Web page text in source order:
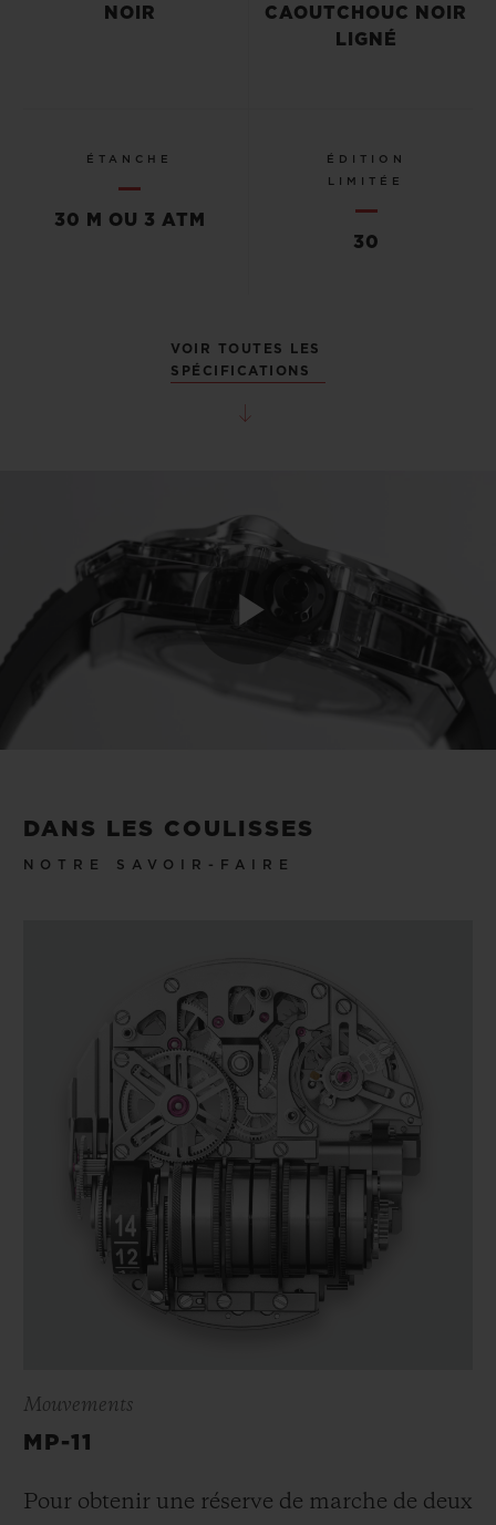
NOIR
CAOUTCHOUC NOIR
LIGNÉ
ÉTANCHE
30 M OU 3 ATM
ÉDITION
LIMITÉE
30
VOIR TOUTES LES
SPÉCIFICATIONS
Play
DANS LES COULISSES
NOTRE SAVOIR-FAIRE
Mouvements
MP-11
Pour obtenir une réserve de marche de deux